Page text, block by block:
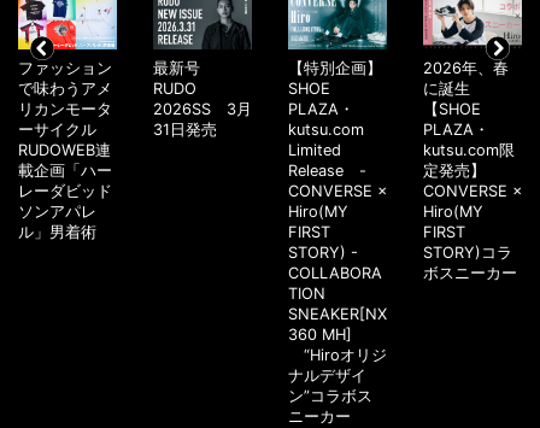
ファッション
で味わうアメ
リカンモータ
ーサイクル
RUDOWEB連
載企画「ハー
レーダビッド
ソンアパレ
ル」男着術
最新号
RUDO
2026SS 3月
31日発売
【特別企画】
SHOE
PLAZA・
kutsu.com
Limited
Release -
CONVERSE ×
Hiro(MY
FIRST
STORY) -
COLLABORA
TION
SNEAKER[NX
360 MH]
“Hiroオリジ
ナルデザイ
ン”コラボス
ニーカー
2026年、春
に誕生
【SHOE
PLAZA・
kutsu.com限
定発売】
CONVERSE ×
Hiro(MY
FIRST
STORY)コラ
ボスニーカー